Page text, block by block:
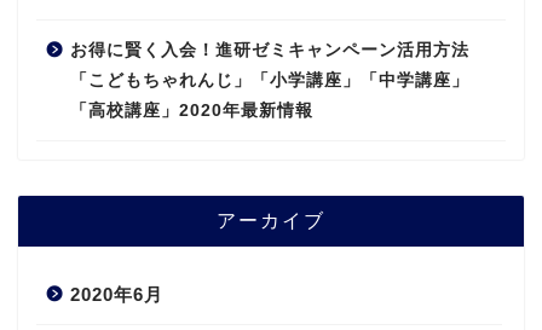
お得に賢く入会！進研ゼミキャンペーン活用方法
「こどもちゃれんじ」「小学講座」「中学講座」
「高校講座」2020年最新情報
アーカイブ
2020年6月